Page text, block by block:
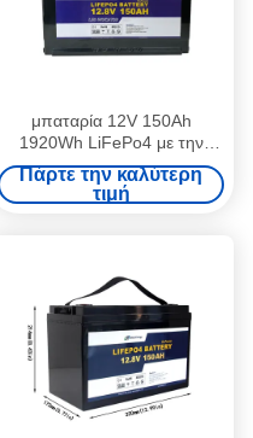
μπαταρία 12V 150Ah
1920Wh LiFePo4 με την
ιονική μπαταρία λίθιου των
οδηγήσεων για το ηλεκτρικό
μηχανικό δίκυκλο
Πάρτε την καλύτερη
τιμή